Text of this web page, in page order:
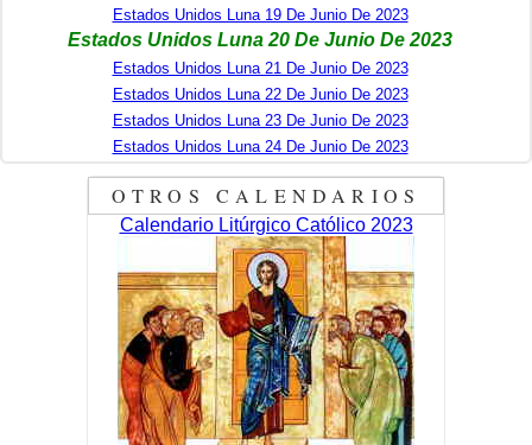
Estados Unidos Luna 19 De Junio De 2023
Estados Unidos Luna 20 De Junio De 2023
Estados Unidos Luna 21 De Junio De 2023
Estados Unidos Luna 22 De Junio De 2023
Estados Unidos Luna 23 De Junio De 2023
Estados Unidos Luna 24 De Junio De 2023
OTROS CALENDARIOS
Calendario Litúrgico Católico 2023